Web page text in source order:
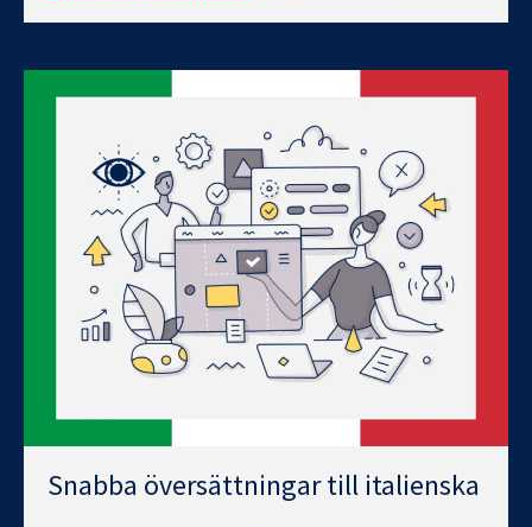
Snabba översättningar till italienska